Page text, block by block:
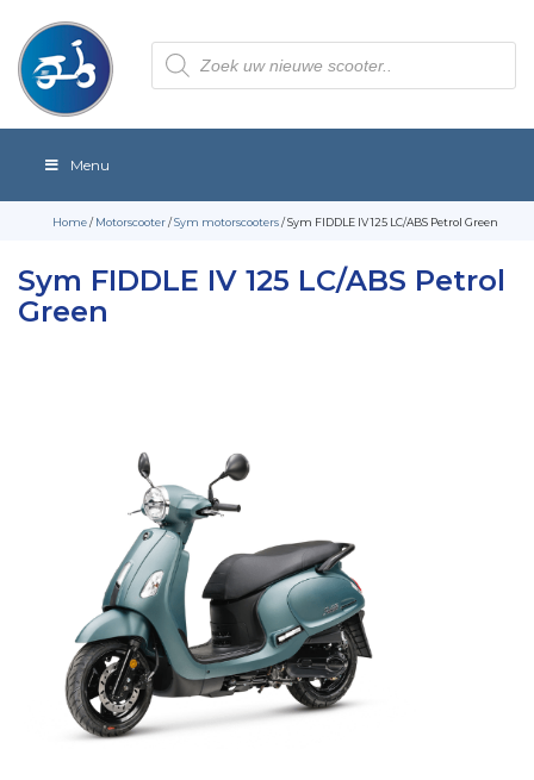
Producten
zoeken
Menu
Home/Motorscooter/Sym motorscooters/ Sym FIDDLE IV 125 LC/ABS Petrol Green
Sym FIDDLE IV 125 LC/ABS Petrol
Green